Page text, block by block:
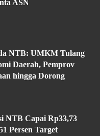
ASN
NTB: UMKM Tulang
Daerah, Pemprov
hingga Dorong
NTB Capai Rp33,73
Persen Target